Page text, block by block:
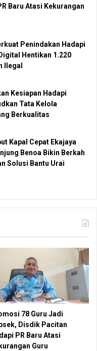
Baru Atasi Kekurangan
Penindakan Hadapi
Hentikan 1.220
Ilegal
Kesiapan Hadapi
Tata Kelola
Berkualitas
Kapal Cepat Ekajaya
Benoa Bikin Berkah
Solusi Bantu Urai
78 Guru Jadi
Disdik Pacitan
PR Baru Atasi
Guru